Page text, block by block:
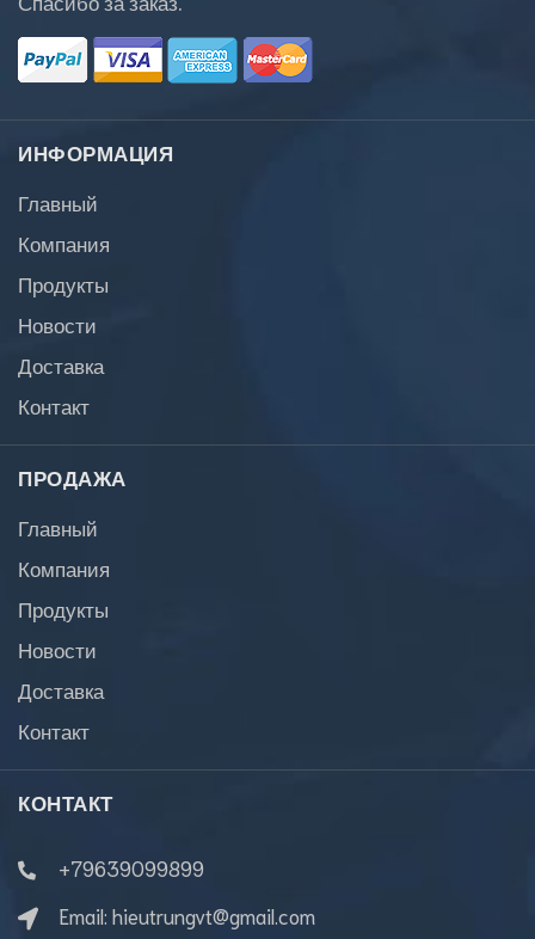
ИНФОРМАЦИЯ
Главный
Компания
Продукты
Новости
Доставка
Контакт
ПРОДАЖА
Главный
Компания
Продукты
Новости
Доставка
Контакт
КОНТАКТ
+79639099899
Email: hieutrungvt@gmail.com